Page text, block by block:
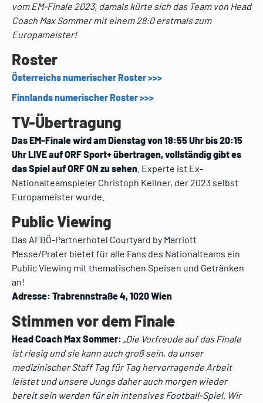
vom EM-Finale 2023, damals kürte sich das Team von Head
Coach Max Sommer mit einem 28:0 erstmals zum
Europameister!
Roster
Österreichs numerischer Roster >>>
Finnlands numerischer Roster >>>
TV-Übertragung
Das EM-Finale wird am Dienstag von 18:55 Uhr bis 20:15
Uhr LIVE auf ORF Sport+ übertragen, vollständig gibt es
das Spiel auf ORF ON zu sehen . Experte ist Ex-
Nationalteamspieler Christoph Kellner, der 2023 selbst
Europameister wurde.
Public Viewing
Das AFBÖ-Partnerhotel Courtyard by Marriott
Messe/Prater bietet für alle Fans des Nationalteams ein
Public Viewing mit thematischen Speisen und Getränken
an!
Adresse: Trabrennstraße 4, 1020 Wien
Stimmen vor dem Finale
Head Coach Max Sommer: „Die Vorfreude auf das Finale
ist riesig und sie kann auch groß sein, da unser
medizinischer Staff Tag für Tag hervorragende Arbeit
leistet und unsere Jungs daher auch morgen wieder
bereit sein werden für ein intensives Football-Spiel. Wir